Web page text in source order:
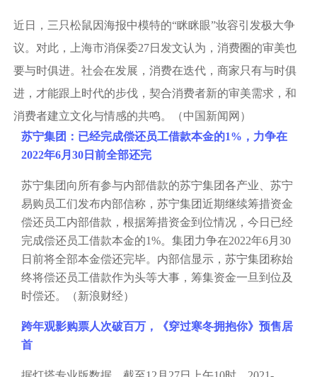
近日，三只松鼠因海报中模特的“眯眯眼”妆容引发极大争
议。对此，上海市消保委27日发文认为，消费圈的审美也
要与时俱进。社会在发展，消费在迭代，商家只有与时俱
进，才能跟上时代的步伐，契合消费者新的审美需求，和
消费者建立文化与情感的共鸣。（中国新闻网）
苏宁集团：已经完成偿还员工借款本金的1%，力争在
2022年6月30日前全部还完
苏宁集团向所有参与内部借款的苏宁集团各产业、苏宁
易购员工们发布内部信称，苏宁集团近期继续筹措资金
偿还员工内部借款，根据筹措资金到位情况，今日已经
完成偿还员工借款本金的1%。集团力争在2022年6月30
日前将全部本金偿还完毕。内部信显示，苏宁集团称始
终将偿还员工借款作为头等大事，筹集资金一旦到位及
时偿还。（新浪财经）
跨年观影购票人次破百万，《穿过寒冬拥抱你》预售居
首